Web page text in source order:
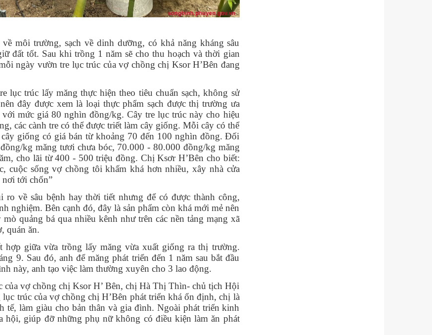
môi trường, sạch về dinh dưỡng, có khả năng kháng sâu
đất tốt. Sau khi trồng 1 năm sẽ cho thu hoạch và thời gian
ngày vườn tre lục trúc của vợ chồng chị Ksor H’Bên đang
lục trúc lấy măng thực hiện theo tiêu chuẩn sạch, không sử
đây được xem là loại thực phẩm sạch được thị trường ưa
với mức giá 80 nghìn đồng/kg. Cây tre lục trúc này cho hiệu
các cành tre có thể được triết làm cây giống. Mỗi cây có thể
giống có giá bán từ khoảng 70 đến 100 nghìn đồng. Đối
kg măng tươi chưa bóc, 70.000 - 80.000 đồng/kg măng
cho lãi từ 400 - 500 triệu đồng. Chị Ksơr H’Bên cho biết:
cuộc sống vợ chồng tôi khấm khá hơn nhiều, xây nhà cửa
nơi tới chốn”
về sâu bệnh hay thời tiết nhưng để có được thành công,
nghiệm. Bên cạnh đó, đây là sản phẩm còn khá mới mẻ nên
quảng bá qua nhiều kênh như trên các nền tảng mạng xã
quán ăn.
hợp giữa vừa trồng lấy măng vừa xuất giống ra thị trường.
9. Sau đó, anh để măng phát triển đến 1 năm sau bắt đầu
này, anh tạo việc làm thường xuyên cho 3 lao động.
vợ chồng chị Ksor H’ Bên, chị Hà Thị Thìn- chủ tịch Hội
trúc của vợ chồng chị H’Bên phát triển khá ổn định, chị là
làm giàu cho bản thân và gia đình. Ngoài phát triển kinh
hội, giúp đỡ những phụ nữ không có điều kiện làm ăn phát